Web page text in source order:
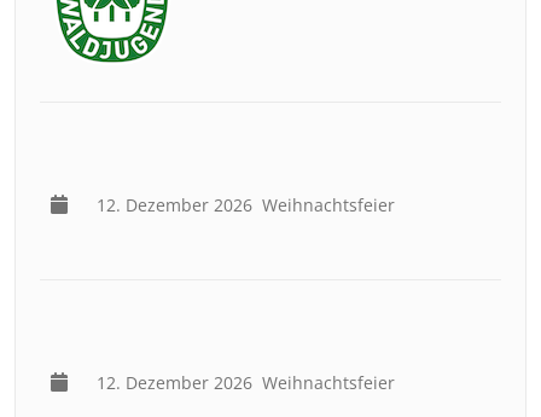
12. Dezember 2026 Weihnachtsfeier
12. Dezember 2026 Weihnachtsfeier